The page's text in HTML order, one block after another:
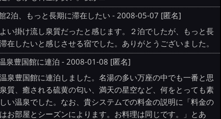
2泊、もっと長期に滞在したい - 2008-05-07 [匿名]
い掛け流し泉質だったと感じます。２泊でしたが、もっと長
在したいと感じさせる宿でした。ありがとうございました。
泉豊国館に連泊 - 2008-01-08 [匿名]
泉豊国館に連泊しました。名湯の多い万座の中でも一番と思
質、癒される硫黄の匂い、満天の星空など、何をとっても素
い温泉でした。なお、貴システムでの料金の説明に「料金の
お部屋とシーズンによります。お料理は同じです。」とあ